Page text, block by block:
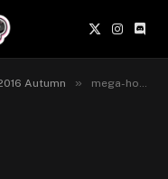
X
(Twitter)
Autumn » mega-hobby-expo-2016-autumn-amakuni-ruru-berryz-moepop-3